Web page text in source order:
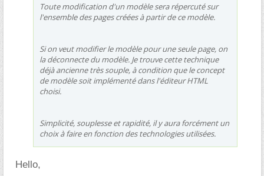
Toute modification d'un modèle sera répercuté sur
l'ensemble des pages créées à partir de ce modèle.
Si on veut modifier le modèle pour une seule page, on
la déconnecte du modèle. Je trouve cette technique
déjà ancienne très souple, à condition que le concept
de modèle soit implémenté dans l'éditeur HTML
choisi.
Simplicité, souplesse et rapidité, il y aura forcément un
choix à faire en fonction des technologies utilisées.
Hello,